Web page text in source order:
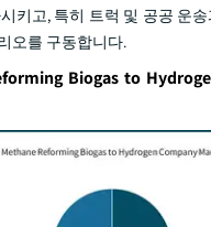
키고, 특히 트럭 및 공공 운
오를 구동합니다.
Biogas to